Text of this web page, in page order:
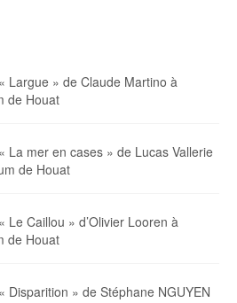
Largue » de Claude Martino à
de Houat
La mer en cases » de Lucas Vallerie
de Houat
Le Caillou » d’Olivier Looren à
de Houat
Disparition » de Stéphane NGUYEN